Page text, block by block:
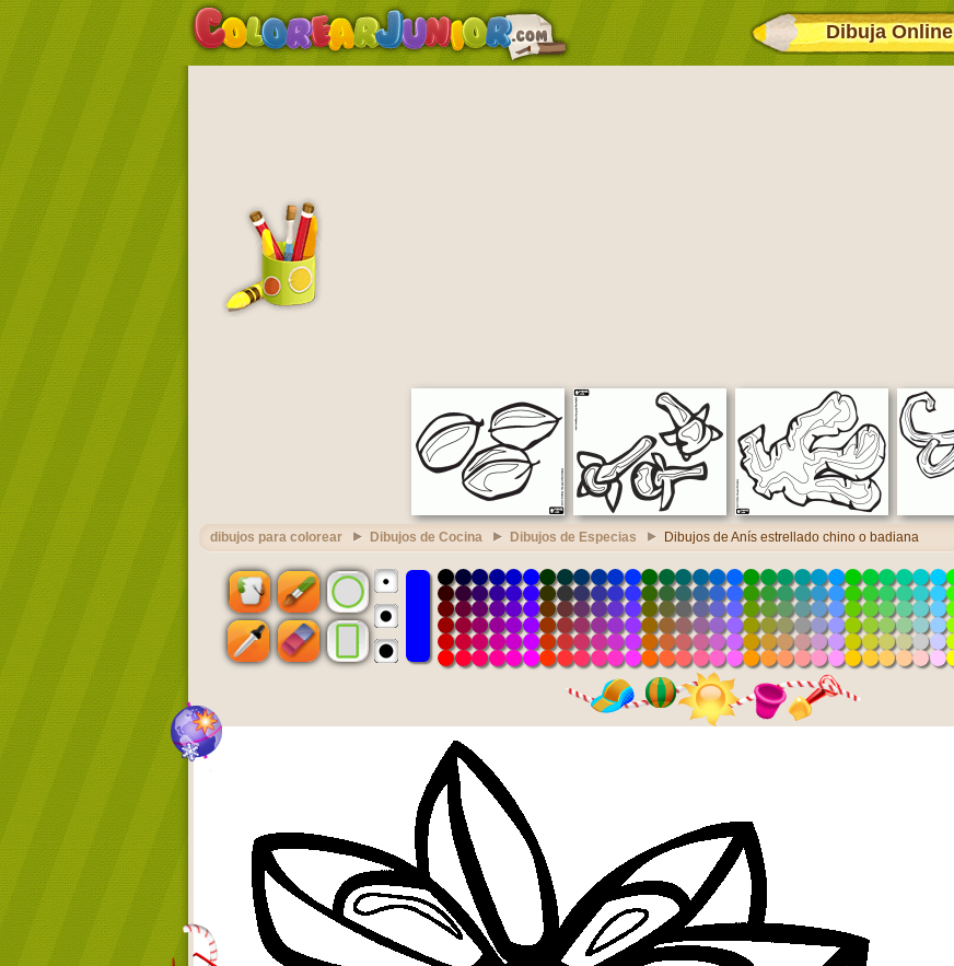
Dibuja Online
dibujos para colorear Dibujos de Cocina Dibujos de Especias Dibujos de Anís estrellado chino o badiana